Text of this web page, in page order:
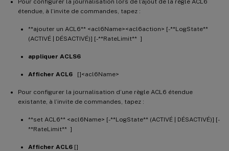
étendue, à l’invite de commandes, tapez :
**ajouter un ACL6** <acl6Name><acl6action> [-**LogState**
(ACTIVÉ | DÉSACTIVÉ)] [-**RateLimit** ]
appliquer ACLS6
Afficher ACL6 []<acl6Name>
Pour configurer la journalisation d’une règle ACL6 étendue
existante, à l’invite de commandes, tapez :
**set ACL6** <acl6Name> [-**LogState** (ACTIVÉ | DÉSACTIVÉ)] [-
**RateLimit** ]
Afficher ACL6 []